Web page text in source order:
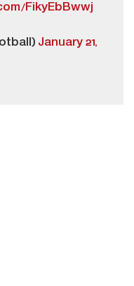
FikyEbBwwj
January 21,